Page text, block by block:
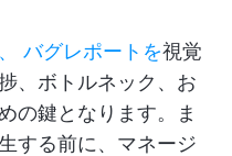
バグレポートを視覚
、ボトルネック、お
の鍵となります。ま
する前に、マネージ